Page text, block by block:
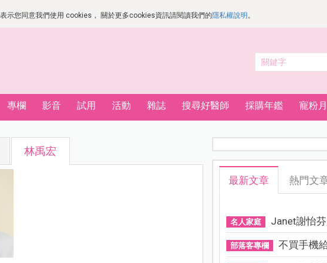
示您同意我們使用 cookies， 關於更多cookies資訊請閱讀我們的隱私權說明 。
專欄 影音 試用 活動 雜誌 搜尋好醫師 採購年鑑 寵粉
林禹宏
最新文章 熱門文
名人家庭 Janet謝怡芬
部落客專欄 不買手機給